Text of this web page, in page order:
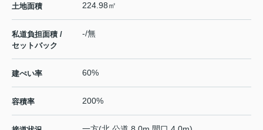
土地面積 224.98㎡
私道負担面積 /
セットバック
-/無
建ぺい率 60%
容積率 200%